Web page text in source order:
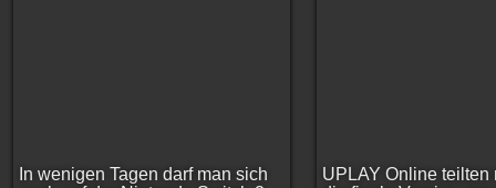
In wenigen Tagen darf man sich
UPLAY Online teilten